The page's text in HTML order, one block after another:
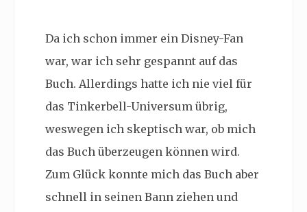
Da ich schon immer ein Disney-Fan
war, war ich sehr gespannt auf das
Buch. Allerdings hatte ich nie viel für
das Tinkerbell-Universum übrig,
weswegen ich skeptisch war, ob mich
das Buch überzeugen können wird.
Zum Glück konnte mich das Buch aber
schnell in seinen Bann ziehen und